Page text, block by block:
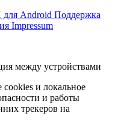
для Android Поддержка
Impressum
между устройствами
и локальное
и работы
трекеров на